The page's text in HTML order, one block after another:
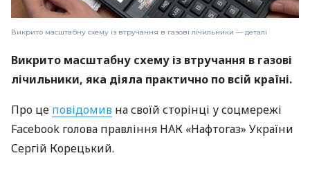
Викрито масштабну схему із втручання в газові лічильники — деталі
Викрито масштабну схему із втручання в газові
лічильники, яка діяла практично по всій країні.
Про це повідомив на своїй сторінці у соцмережі
Facebook голова правління НАК «Нафтогаз» України
Сергій Корецький.